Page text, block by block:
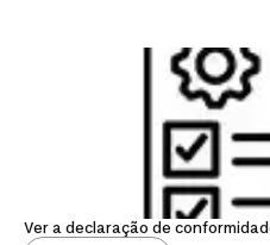
Ver a declaração de